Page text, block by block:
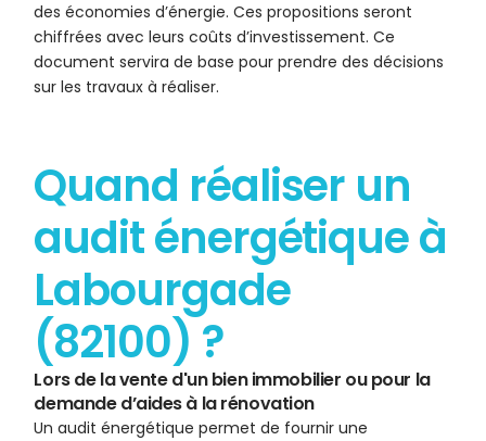
des économies d’énergie. Ces propositions seront
chiffrées avec leurs coûts d’investissement. Ce
document servira de base pour prendre des décisions
sur les travaux à réaliser.
Quand réaliser un
audit énergétique à
Labourgade
(82100) ?
Lors de la vente d'un bien immobilier ou pour la
demande d’aides à la rénovation
Un audit énergétique permet de fournir une